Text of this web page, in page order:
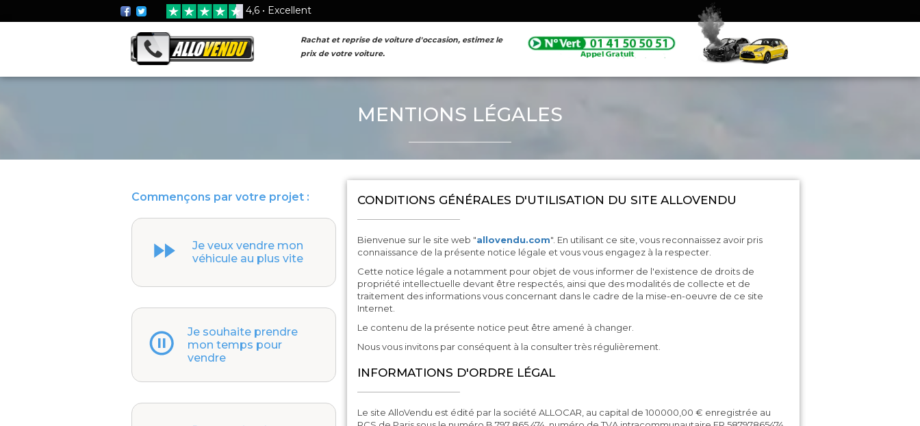
4,6 • Excellent
Rachat et reprise de voiture d'occasion, estimez le
prix de votre voiture.
FORMULAIRE D'ESTIMATION
MENTIONS LÉGALES
Commençons par votre projet :
Je veux vendre mon
véhicule au plus vite
Je souhaite prendre
mon temps pour
vendre
CONDITIONS GÉNÉRALES D'UTILISATION DU SITE ALLOVENDU
Bienvenue sur le site web "allovendu.com". En utilisant ce site, vous reconnaissez avoir pris
connaissance de la présente notice légale et vous vous engagez à la respecter.
Cette notice légale a notamment pour objet de vous informer de l'existence de droits de
propriété intellectuelle devant être respectés, ainsi que des modalités de collecte et de
traitement des informations vous concernant dans le cadre de la mise-en-oeuvre de ce site
Internet.
Le contenu de la présente notice peut être amené à changer.
Nous vous invitons par conséquent à la consulter très régulièrement.
INFORMATIONS D'ORDRE LÉGAL
Le site AlloVendu est édité par la société ALLOCAR, au capital de 100000,00 € enregistrée au